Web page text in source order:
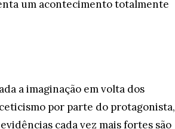
um acontecimento totalmente
a imaginação em volta dos
por parte do protagonista,
cada vez mais fortes são